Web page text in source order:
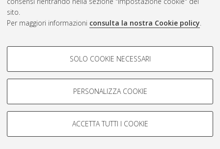
sito.
Per maggiori informazioni consulta la nostra Cookie policy.
COOKIE DI PROFILAZIONE -
Si tratta di cookie utilizzati per analizzare le caratteristiche della
navigazione degli utenti, creare profili in base al loro comportamento
Mostra cookie di profilazione
COOKIE TECNICI - NECESSARI
SOLO COOKIE NECESSARI
PERSONALIZZA COOKIE
ACCETTA TUTTI I COOKIE
AMS Laurea
Impostazioni Cookie
Informativa sulla privacy
Condizioni d’uso del sito